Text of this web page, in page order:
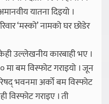
यातना दिइयो ।
‘मस्को’ नामको घर छोडेर
उल्लेखनीय कारबाही भए ।
मा बम विस्फोट गराइयो । जून
भवनमा अर्को बम विस्फोट
विस्फोट गराइए । ती